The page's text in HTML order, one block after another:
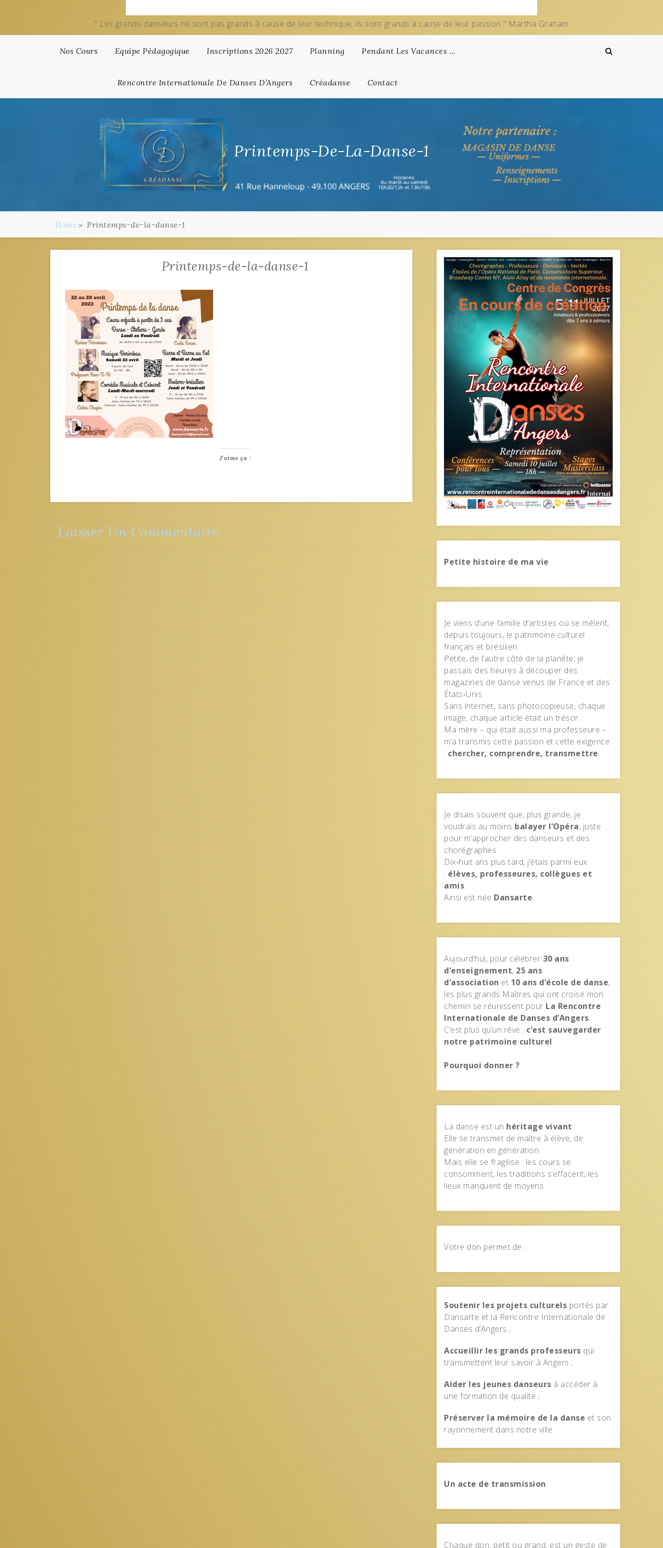
" Les grands danseurs ne sont pas grands à cause de leur technique, ils sont grands à cause de leur passion " Martha Graham
Nos Cours Equipe Pédagogique Inscriptions 2026 2027 Planning Pendant Les Vacances …
Rencontre Internationale De Danses D’Angers Créadanse Contact
Printemps-De-La-Danse-1
Home Printemps-de-la-danse-1
Printemps-de-la-danse-1
J’aime ça :
Laisser Un Commentaire
Petite histoire de ma vie
Je viens d’une famille d’artistes où se mêlent,
depuis toujours, le patrimoine culturel
français et brésilien.
Petite, de l’autre côté de la planète, je
passais des heures à découper des
magazines de danse venus de France et des
États‑Unis.
Sans internet, sans photocopieuse, chaque
image, chaque article était un trésor.
Ma mère – qui était aussi ma professeure –
m’a transmis cette passion et cette exigence
: chercher, comprendre, transmettre.
Je disais souvent que, plus grande, je
voudrais au moins balayer l’Opéra, juste
pour m’approcher des danseurs et des
chorégraphes.
Dix‑huit ans plus tard, j’étais parmi eux
: élèves, professeures, collègues et
amis.
Ainsi est née Dansarte.
Aujourd’hui, pour célébrer 30 ans
d’enseignement, 25 ans
d’association et 10 ans d’école de danse,
les plus grands Maîtres qui ont croisé mon
chemin se réunissent pour La Rencontre
Internationale de Danses d’Angers.
C’est plus qu’un rêve : c’est sauvegarder
notre patrimoine culturel.
Pourquoi donner ?
La danse est un héritage vivant.
Elle se transmet de maître à élève, de
génération en génération.
Mais elle se fragilise : les cours se
consomment, les traditions s’effacent, les
lieux manquent de moyens.
Votre don permet de :
Soutenir les projets culturels portés par
Dansarte et la Rencontre Internationale de
Danses d’Angers ;
Accueillir les grands professeurs qui
transmettent leur savoir à Angers ;
Aider les jeunes danseurs à accéder à
une formation de qualité ;
Préserver la mémoire de la danse et son
rayonnement dans notre ville.
Un acte de transmission
Chaque don, petit ou grand, est un geste de